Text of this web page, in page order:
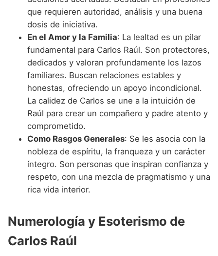
que requieren autoridad, análisis y una buena
dosis de iniciativa.
En el Amor y la Familia: La lealtad es un pilar
fundamental para Carlos Raúl. Son protectores,
dedicados y valoran profundamente los lazos
familiares. Buscan relaciones estables y
honestas, ofreciendo un apoyo incondicional.
La calidez de Carlos se une a la intuición de
Raúl para crear un compañero y padre atento y
comprometido.
Como Rasgos Generales: Se les asocia con la
nobleza de espíritu, la franqueza y un carácter
íntegro. Son personas que inspiran confianza y
respeto, con una mezcla de pragmatismo y una
rica vida interior.
Numerología y Esoterismo de
Carlos Raúl